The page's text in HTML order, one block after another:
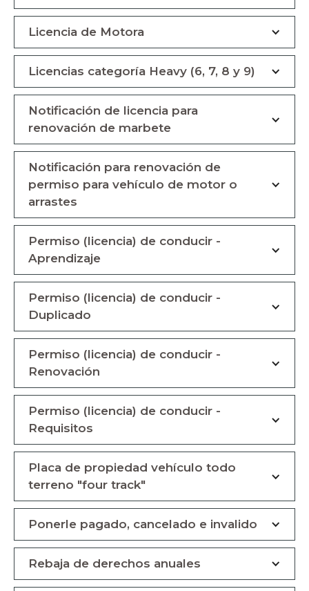
Licencia de Motora
Licencias categoría Heavy (6, 7, 8 y 9)
Notificación de licencia para
renovación de marbete
Notificación para renovación de
permiso para vehículo de motor o
arrastes
Permiso (licencia) de conducir -
Aprendizaje
Permiso (licencia) de conducir -
Duplicado
Permiso (licencia) de conducir -
Renovación
Permiso (licencia) de conducir -
Requisitos
Placa de propiedad vehículo todo
terreno "four track"
Ponerle pagado, cancelado e invalido
Rebaja de derechos anuales